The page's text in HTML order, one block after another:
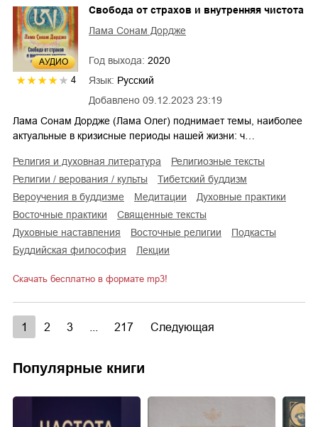
AУДИО
4
Добавлено 09.12.2023 23:19
Свобода от страхов и внутренняя чистота
Лама Сонам Дордже
Год выхода: 2020
Язык: Русский
Лама Сонам Дордже (Лама Олег) поднимает темы, наиболее
актуальные в кризисные периоды нашей жизни: ч…
религия и духовная литература
религиозные тексты
религии / верования / культы
тибетский буддизм
вероучения в буддизме
медитации
духовные практики
восточные практики
священные тексты
духовные наставления
восточные религии
подкасты
буддийская философия
лекции
Скачать бесплатно в формате mp3!
1 2 3 217 Следующая
Популярные книги